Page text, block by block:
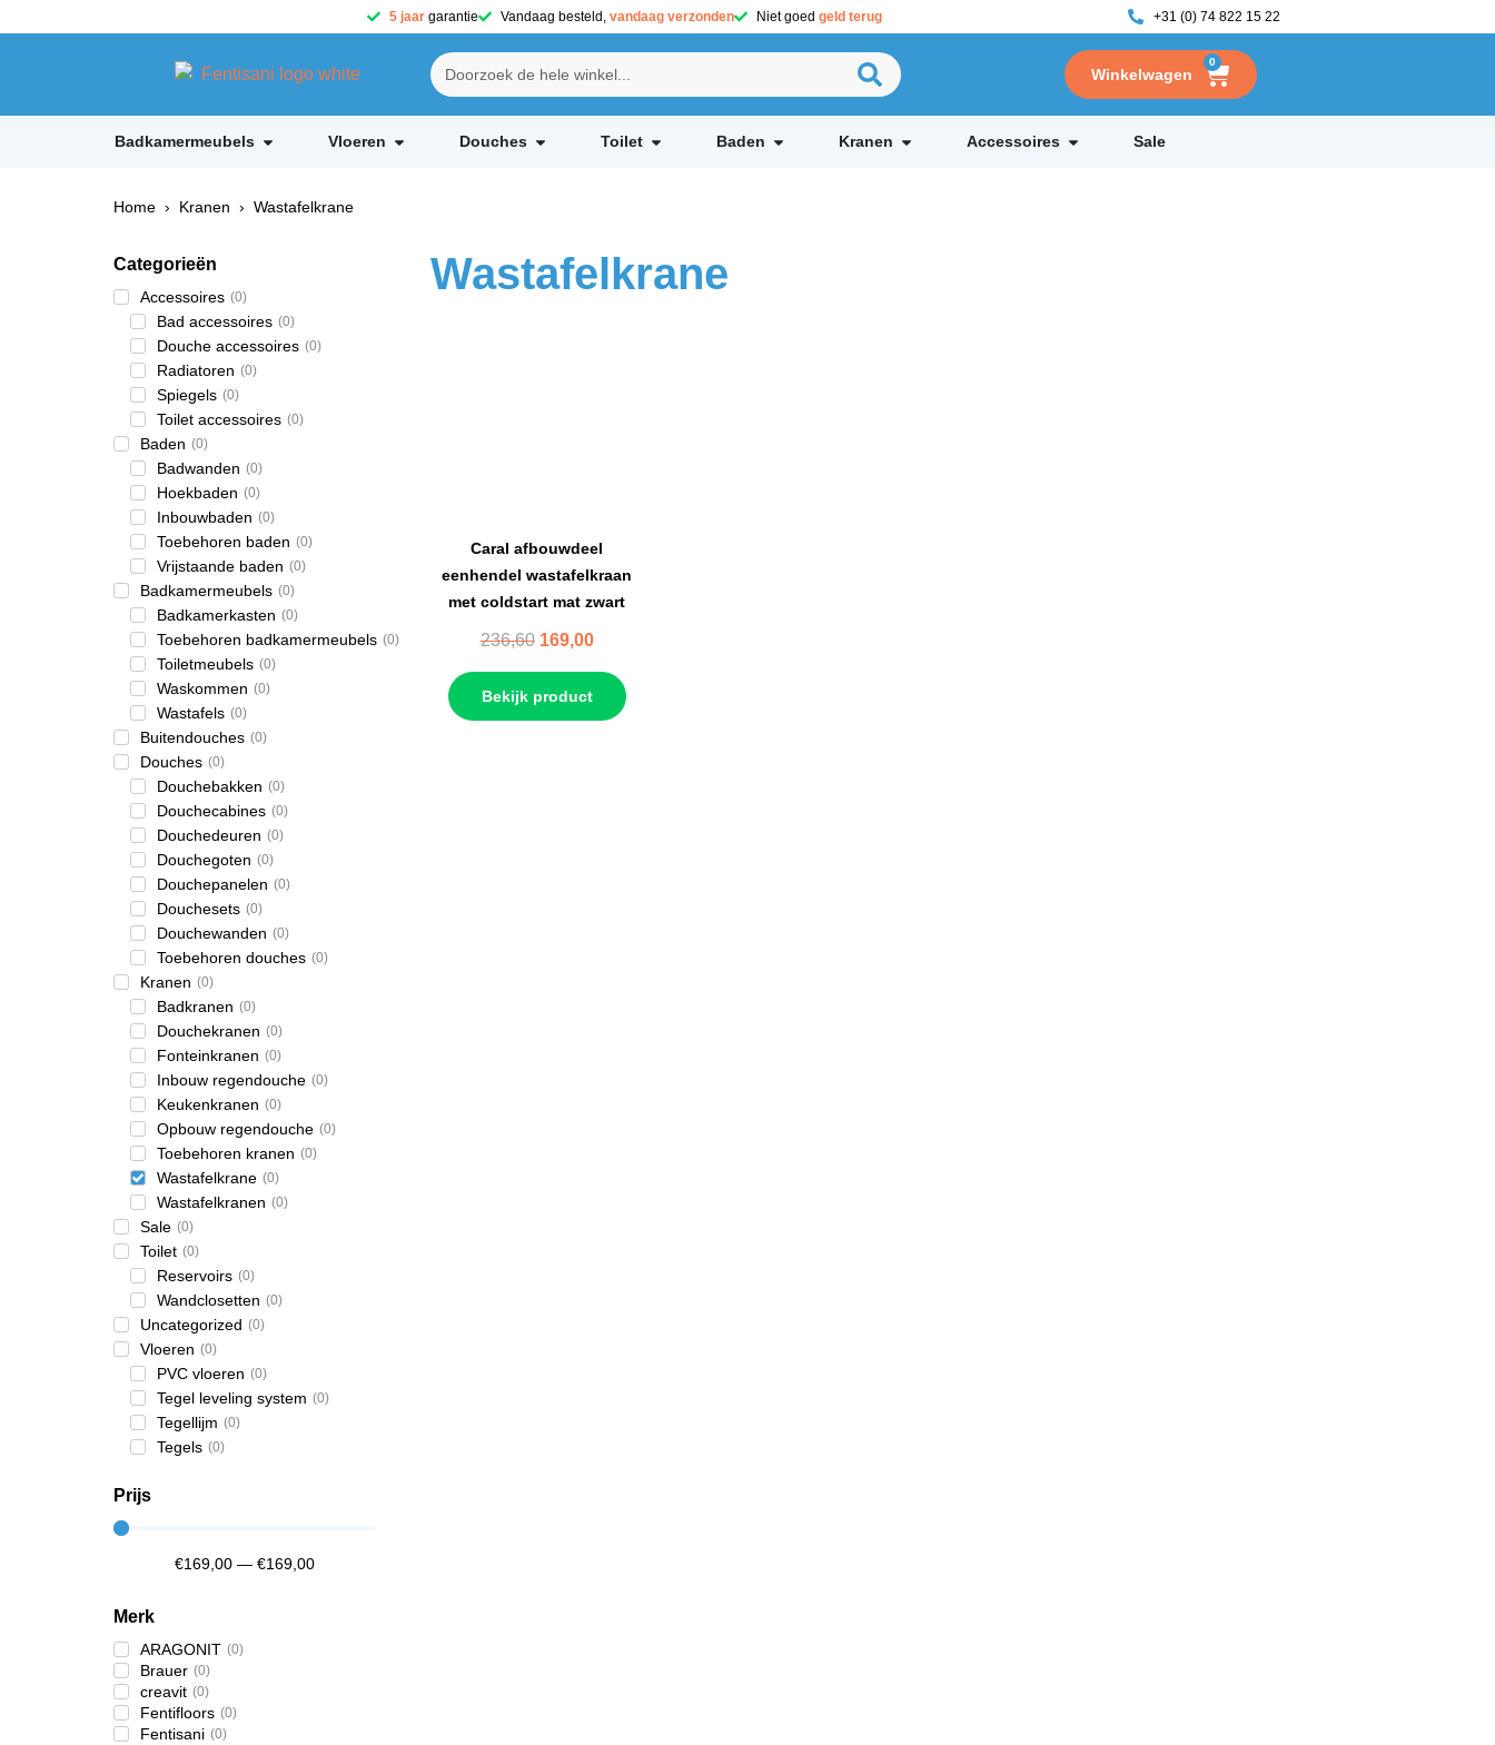
5 jaar garantie Vandaag besteld, vandaag verzonden Niet goed geld terug +31 (0) 74 822 15 22
0
Badkamermeubels Vloeren Douches Toilet Baden Kranen Accessoires Sale
Home › Kranen › Wastafelkrane
Categorieën
Accessoires (0)
Bad accessoires (0)
Douche accessoires (0)
Radiatoren (0)
Spiegels (0)
Toilet accessoires (0)
Baden (0)
Badwanden (0)
Hoekbaden (0)
Inbouwbaden (0)
Toebehoren baden (0)
Vrijstaande baden (0)
Badkamermeubels (0)
Badkamerkasten (0)
Toebehoren badkamermeubels (0)
Toiletmeubels (0)
Waskommen (0)
Wastafels (0)
Buitendouches (0)
Douches (0)
Douchebakken (0)
Douchecabines (0)
Douchedeuren (0)
Douchegoten (0)
Douchepanelen (0)
Douchesets (0)
Douchewanden (0)
Toebehoren douches (0)
Kranen (0)
Badkranen (0)
Douchekranen (0)
Fonteinkranen (0)
Inbouw regendouche (0)
Keukenkranen (0)
Opbouw regendouche (0)
Toebehoren kranen (0)
Wastafelkrane (0)
Wastafelkranen (0)
Sale (0)
Toilet (0)
Reservoirs (0)
Wandclosetten (0)
Uncategorized (0)
Vloeren (0)
PVC vloeren (0)
Tegel leveling system (0)
Tegellijm (0)
Tegels (0)
Prijs
€169,00— €169,00
Merk
ARAGONIT (0)
Brauer (0)
creavit (0)
Fentifloors (0)
Fentisani (0)
Wastafelkrane
Caral afbouwdeel
eenhendel wastafelkraan
met coldstart mat zwart
236,60 169,00
Bekijk product